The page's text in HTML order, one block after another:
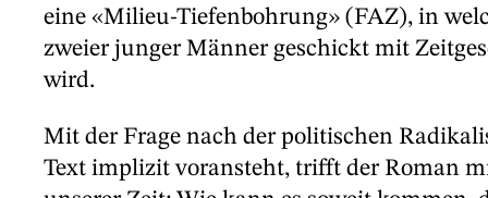
eine «Milieu-Tiefenbohrung» (FAZ), in
zweier junger Männer geschickt mit
wird.
Mit der Frage nach der politischen
Text implizit voransteht, trifft der Roman